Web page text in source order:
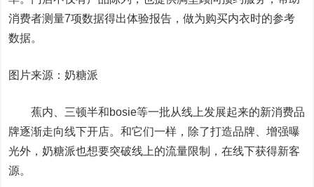
消费者测量7项数据得出体验报告，做为购买内衣时的参考
数据。
图片来源：奶糖派
蕉内、三顿半和bosie等一批从线上发展起来的新消费品
牌逐渐走向线下开店。和它们一样，除了打造品牌、增强曝
光外，奶糖派也想要突破线上的流量限制，在线下获得新客
源。